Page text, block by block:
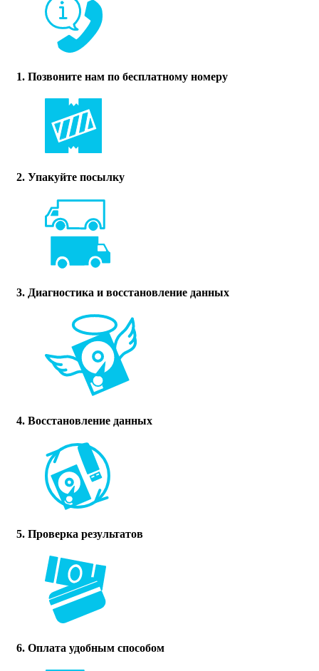
1. Позвоните нам по бесплатному номеру
2. Упакуйте посылку
3. Диагностика и восстановление данных
4. Восстановление данных
5. Проверка результатов
6. Оплата удобным способом